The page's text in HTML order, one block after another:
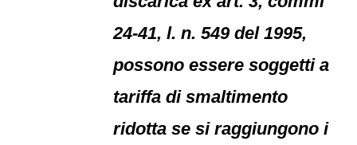
24-41, l. n. 549 del 1995,
possono essere soggetti a
tariffa di smaltimento
ridotta se si raggiungono i